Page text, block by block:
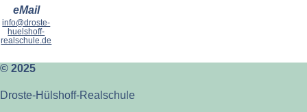
eMail
info@droste-
huelshoff-
realschule.de
© 2025
Droste-Hülshoff-Realschule